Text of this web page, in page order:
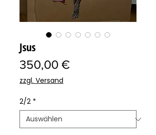
Jsus
350,00 €Preis
zzgl. Versand
2/2 *